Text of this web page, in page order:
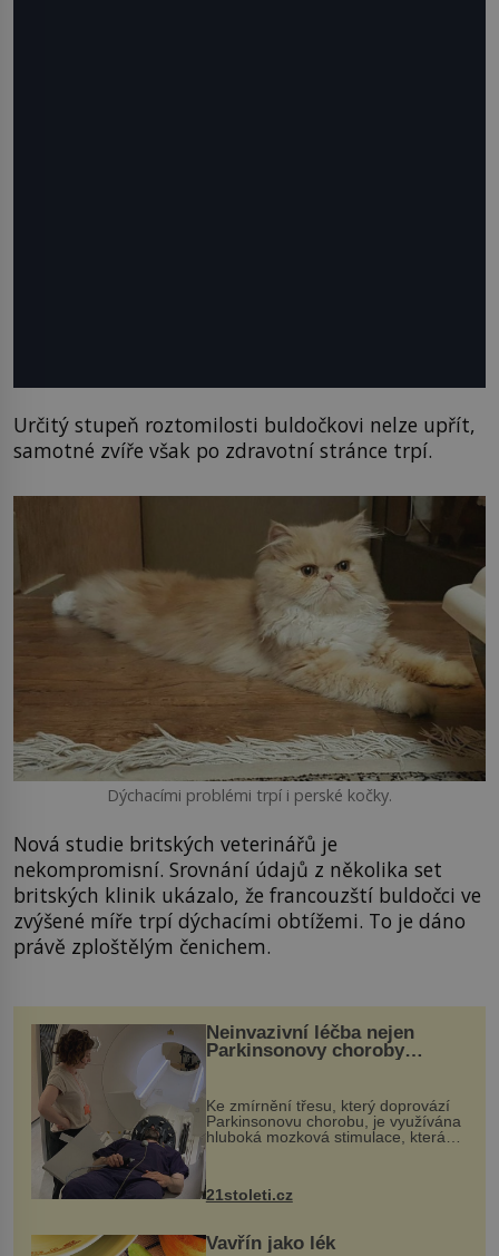
Určitý stupeň roztomilosti buldočkovi nelze upřít,
samotné zvíře však po zdravotní stránce trpí.
Dýchacími problémi trpí i perské kočky.
Nová studie britských veterinářů je
nekompromisní. Srovnání údajů z několika set
britských klinik ukázalo, že francouzští buldočci ve
zvýšené míře trpí dýchacími obtížemi. To je dáno
právě zploštělým čenichem.
Neinvazivní léčba nejen
Parkinsonovy choroby
Ke zmírnění třesu, který doprovází
Parkinsonovu chorobu, je využívána
hluboká mozková stimulace, která
však vyžaduje vysoce invazivní
k dostatečně přesnému zacílení ...
21stoleti.cz
Vavřín jako lék